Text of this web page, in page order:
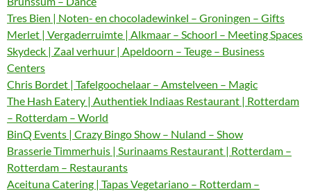
Tres Bien | Noten- en chocoladewinkel – Groningen – Gifts
Merlet | Vergaderruimte | Alkmaar – Schoorl – Meeting Spaces
Skydeck | Zaal verhuur | Apeldoorn – Teuge – Business
Centers
Chris Bordet | Tafelgoochelaar – Amstelveen – Magic
The Hash Eatery | Authentiek Indiaas Restaurant | Rotterdam
– Rotterdam – World
BinQ Events | Crazy Bingo Show – Nuland – Show
Brasserie Timmerhuis | Surinaams Restaurant | Rotterdam –
Rotterdam – Restaurants
Aceituna Catering | Tapas Vegetariano – Rotterdam –